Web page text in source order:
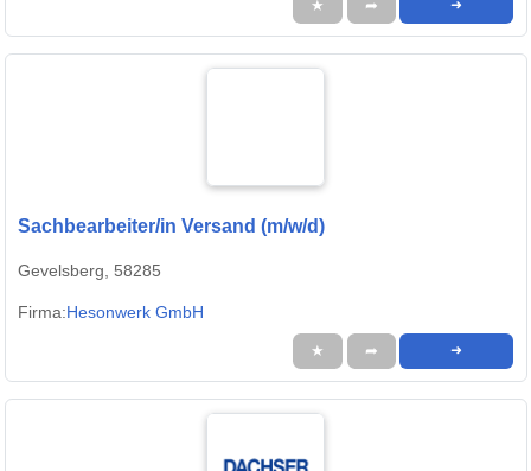
★ ➦ ➜
Sachbearbeiter/in Versand (m/w/d)
Gevelsberg, 58285
Firma:Hesonwerk GmbH
★ ➦ ➜